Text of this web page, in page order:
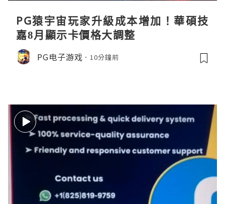
PG猿宇宙玩家升級成本增加！華碩技
嘉8月顯示卡價格大調整
PG电子游戏 10分鐘前